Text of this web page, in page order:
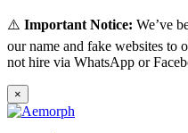
⚠️ Important Notice: We’ve
our name and fake websites to
not hire via WhatsApp or
×